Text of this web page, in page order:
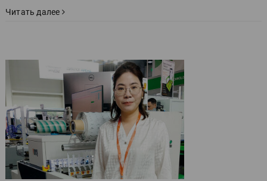
Читать далее